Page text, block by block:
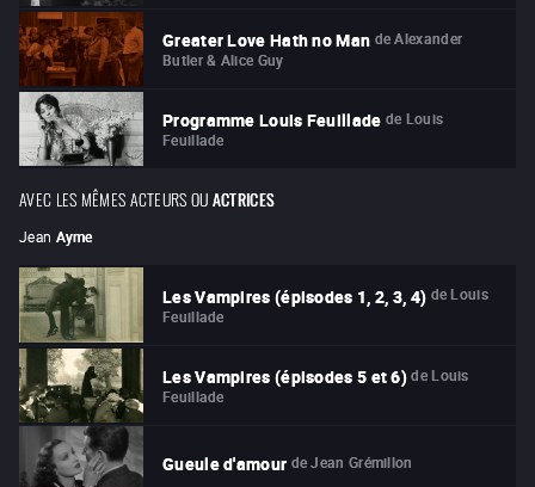
Greater Love Hath no Man de Alexander
Butler & Alice Guy
Programme Louis Feuillade de Louis
Feuillade
AVEC LES MÊMES ACTEURS OUACTRICES
Jean Ayme
Les Vampires (épisodes 1, 2, 3, 4) de Louis
Feuillade
Les Vampires (épisodes 5 et 6) de Louis
Feuillade
Gueule d'amour de Jean Grémillon